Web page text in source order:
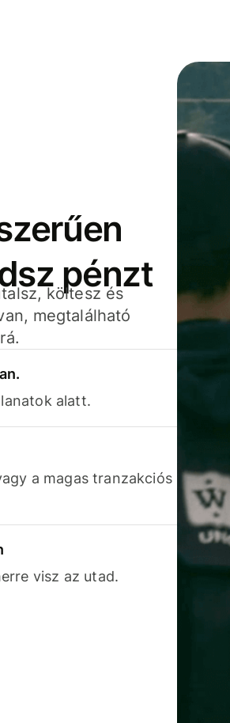
pénzt
költesz és
megtalálható
alatt.
a magas tranzakciós
visz az utad.